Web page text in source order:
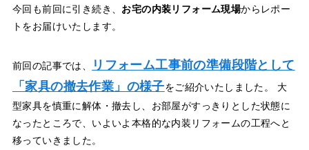
今回も前回に引き続き、 お宅の内装リフォーム現場からレポー
トをお届けいたします。
前回の記事では、
リフォーム工事前の準備段階として
「家具の撤去作業」の様子をご紹介いたしました。 大
型家具を慎重に解体・撤去し、お部屋がすっきりとした状態に
なったところで、いよいよ本格的な内装リフォームの工程へと
移っていきました。